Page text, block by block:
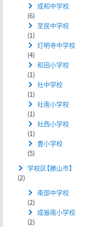
成和中学校
(6)
至民中学校
(1)
灯明寺中学校
(4)
和田小学校
(1)
社中学校
(1)
社南小学校
(1)
社西小学校
(1)
豊小学校
(5)
学校区【勝山市】
(2)
南部中学校
(2)
成器南小学校
(2)